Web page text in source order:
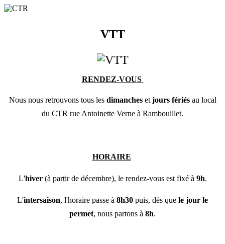
VTT
RENDEZ-VOUS
Nous nous retrouvons tous les dimancheset jours fériésau local
du CTR rue Antoinette Verne à Rambouillet.
HORAIRE
L'hiver (à partir de décembre), le rendez-vous est fixé à 9h.
L'intersaison, l'horaire passe à 8h30 puis, dès que le jour le
permet, nous partons à 8h.